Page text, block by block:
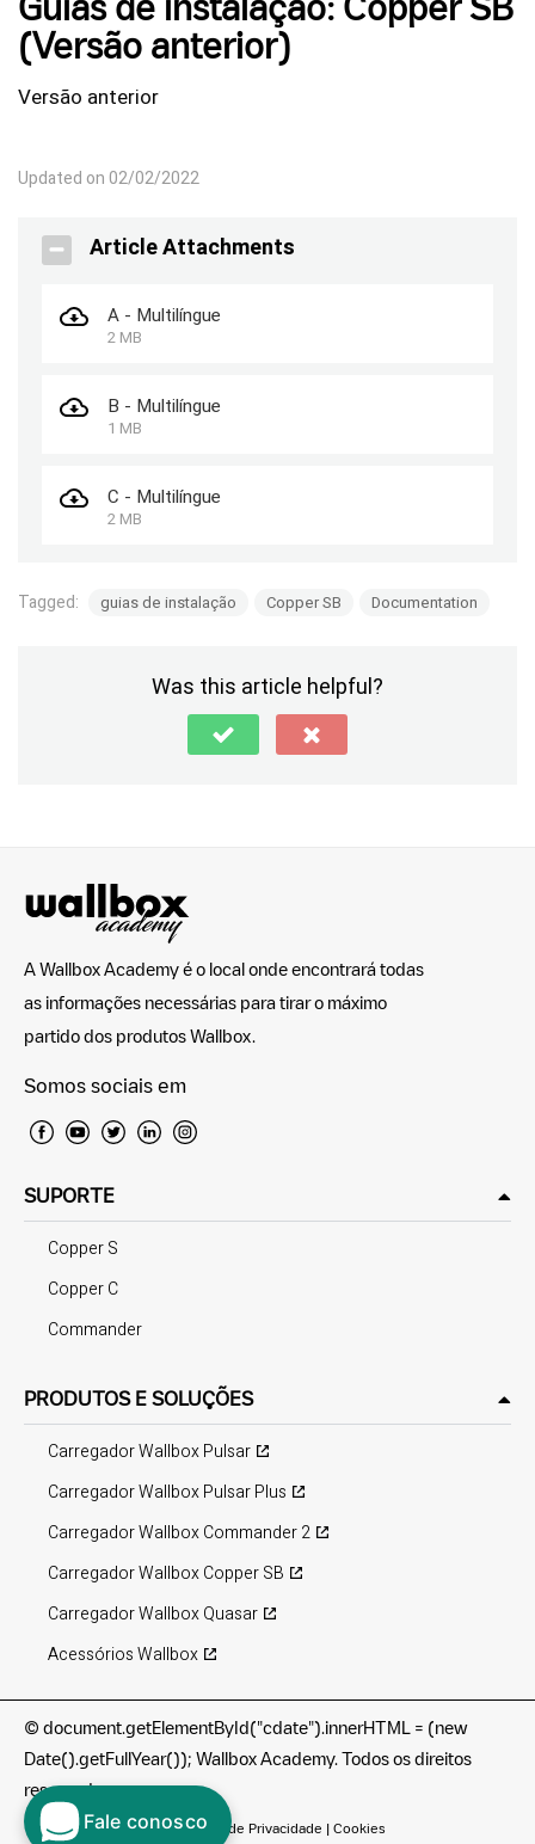
Guias de instalação: Copper SB
(Versão anterior)
Versão anterior
Updated on 02/02/2022
Article Attachments
A - Multilíngue
2 MB
B - Multilíngue
1 MB
C - Multilíngue
2 MB
Tagged: guias de instalação Copper SB Documentation
Was this article helpful?
A Wallbox Academy é o local onde encontrará todas
as informações necessárias para tirar o máximo
partido dos produtos Wallbox.
Somos sociais em
SUPORTE
Copper S
Copper C
Commander
PRODUTOS E SOLUÇÕES
Carregador Wallbox Pulsar
Carregador Wallbox Pulsar Plus
Carregador Wallbox Commander 2
Carregador Wallbox Copper SB
Carregador Wallbox Quasar
Acessórios Wallbox
© document.getElementById("cdate").innerHTML = (new
Date().getFullYear()); Wallbox Academy. Todos os direitos
reservados.
Termos de utilização|Política de Privacidade | Cookies
Fale conosco